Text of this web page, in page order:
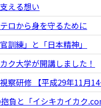
える想い
ロから身を守るために
訓練」と「日本精神」
ク大学が開講しました！
察研修 【平成29年11月14
負と「イシキカイカク